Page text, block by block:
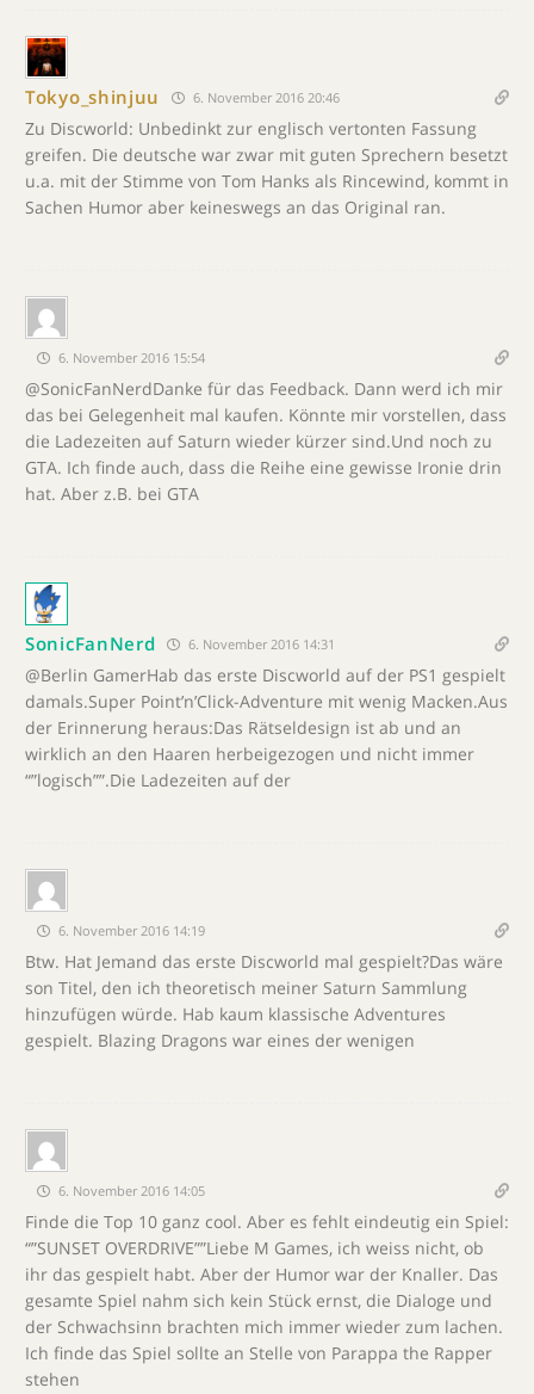
Tokyo_shinjuu 6. November 2016 20:46
Zu Discworld: Unbedinkt zur englisch vertonten Fassung
greifen. Die deutsche war zwar mit guten Sprechern besetzt
u.a. mit der Stimme von Tom Hanks als Rincewind, kommt in
Sachen Humor aber keineswegs an das Original ran.
6. November 2016 15:54
@SonicFanNerdDanke für das Feedback. Dann werd ich mir
das bei Gelegenheit mal kaufen. Könnte mir vorstellen, dass
die Ladezeiten auf Saturn wieder kürzer sind.Und noch zu
GTA. Ich finde auch, dass die Reihe eine gewisse Ironie drin
hat. Aber z.B. bei GTA
SonicFanNerd 6. November 2016 14:31
@Berlin GamerHab das erste Discworld auf der PS1 gespielt
damals.Super Point’n’Click-Adventure mit wenig Macken.Aus
der Erinnerung heraus:Das Rätseldesign ist ab und an
wirklich an den Haaren herbeigezogen und nicht immer
“”logisch””.Die Ladezeiten auf der
6. November 2016 14:19
Btw. Hat Jemand das erste Discworld mal gespielt?Das wäre
son Titel, den ich theoretisch meiner Saturn Sammlung
hinzufügen würde. Hab kaum klassische Adventures
gespielt. Blazing Dragons war eines der wenigen
6. November 2016 14:05
Finde die Top 10 ganz cool. Aber es fehlt eindeutig ein Spiel:
“”SUNSET OVERDRIVE””Liebe M Games, ich weiss nicht, ob
ihr das gespielt habt. Aber der Humor war der Knaller. Das
gesamte Spiel nahm sich kein Stück ernst, die Dialoge und
der Schwachsinn brachten mich immer wieder zum lachen.
Ich finde das Spiel sollte an Stelle von Parappa the Rapper
stehen